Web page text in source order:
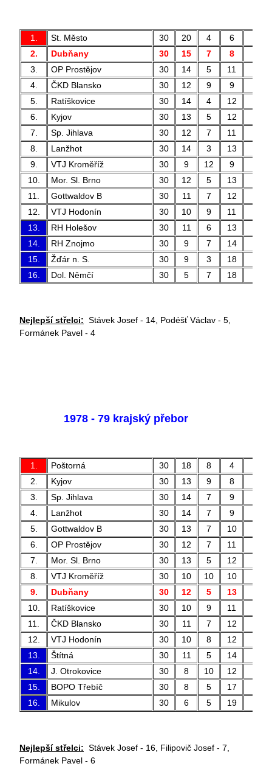
1. St. Město 30 20 4 6
2.
Dubňany 30 15 7 8
3.
OP Prostějov 30 14 5 11
4.
ČKD Blansko 30 12 9 9
5.
Ratíškovice 30 14 4 12
6.
Kyjov 30 13 5 12
7.
Sp. Jihlava 30 12 7 11
8.
Lanžhot 30 14 3 13
9.
VTJ Kroměříž 30 9 12 9
10.
Mor. Sl. Brno 30 12 5 13
11.
Gottwaldov B 30 11 7 12
12.
VTJ Hodonín 30 10 9 11
13.
RH Holešov 30 11 6 13
14.
RH Znojmo 30 9 7 14
15.
Žďár n. S. 30 9 3 18
16.
Dol. Němčí 30 5 7 18
Nejlepší střelci: Stávek Josef - 14, Podéšť Václav - 5,
Formánek Pavel - 4
1978 - 79 krajský přebor
1. Poštorná 30 18 8 4
2.
Kyjov 30 13 9 8
3.
Sp. Jihlava 30 14 7 9
4.
Lanžhot 30 14 7 9
5.
Gottwaldov B 30 13 7 10
6.
OP Prostějov 30 12 7 11
7.
Mor. Sl. Brno 30 13 5 12
8.
VTJ Kroměříž 30 10 10 10
9.
Dubňany 30 12 5 13
10.
Ratíškovice 30 10 9 11
11.
ČKD Blansko 30 11 7 12
12.
VTJ Hodonín 30 10 8 12
13.
Štítná 30 11 5 14
14.
J. Otrokovice 30 8 10 12
15.
BOPO Třebíč 30 8 5 17
16.
Mikulov 30 6 5 19
Nejlepší střelci: Stávek Josef - 16, Filipovič Josef - 7,
Formánek Pavel - 6